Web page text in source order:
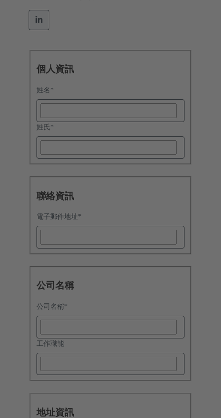
個人資訊
姓名 *
姓氏*
聯絡資訊
電子郵件地址*
公司名稱
公司名稱*
工作職能
地址資訊